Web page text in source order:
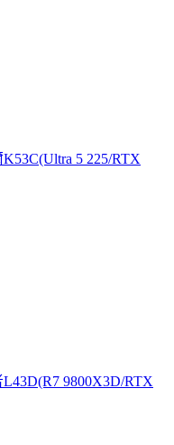
5 225/RTX
9800X3D/RTX